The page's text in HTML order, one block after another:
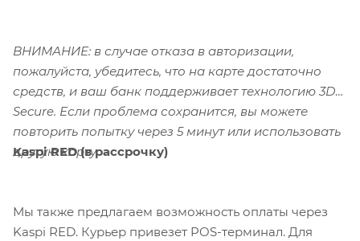
ВНИМАНИЕ: в случае отказа в авторизации,
пожалуйста, убедитесь, что на карте достаточно
средств, и ваш банк поддерживает технологию 3D-
Secure. Если проблема сохранится, вы можете
повторить попытку через 5 минут или использовать
другую карту.
Kaspi RED (в рассрочку)
Мы также предлагаем возможность оплаты через
Kaspi RED. Курьер привезет POS-терминал. Для